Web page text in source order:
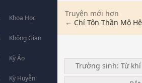
Khoa Học
Không Gian
Kỳ Ảo
Kỳ Huyễn
Truyện mới hơn
← Chí Tôn Thần Mộ
Trường sinh: Từ